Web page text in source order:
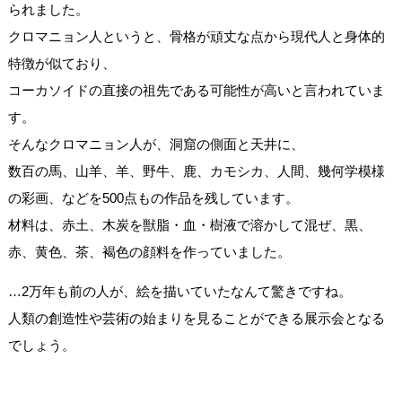
られました。
クロマニョン人というと、骨格が頑丈な点から現代人と身体的
特徴が似ており、
コーカソイドの直接の祖先である可能性が高いと言われていま
す。
そんなクロマニョン人が、洞窟の側面と天井に、
数百の馬、山羊、羊、野牛、鹿、カモシカ、人間、幾何学模様
の彩画、などを500点もの作品を残しています。
材料は、赤土、木炭を獣脂・血・樹液で溶かして混ぜ、黒、
赤、黄色、茶、褐色の顔料を作っていました。
…2万年も前の人が、絵を描いていたなんて驚きですね。
人類の創造性や芸術の始まりを見ることができる展示会となる
でしょう。